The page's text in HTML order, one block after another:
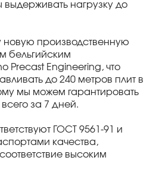
нагрузку до
производственную
бельгийским
Precast Engineering, что
до 240 метров плит в
мы можем гарантировать
за 7 дней.
ГОСТ 9561-91 и
качества,
высоким